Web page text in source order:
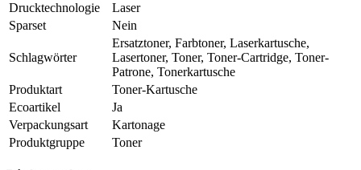
Drucktechnologie
Laser
Sparset
Nein
Schlagwörter
Ersatztoner, Farbtoner, Laserkartusche,
Lasertoner, Toner, Toner-Cartridge, Toner-
Patrone, Tonerkartusche
Produktart
Toner-Kartusche
Ecoartikel
Ja
Verpackungsart
Kartonage
Produktgruppe
Toner